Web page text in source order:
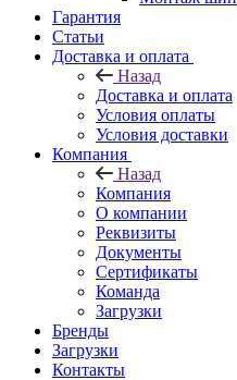
Гарантия
Статьи
Доставка и оплата
Назад
Доставка и оплата
Условия оплаты
Условия доставки
Компания
Назад
Компания
О компании
Реквизиты
Документы
Сертификаты
Команда
Загрузки
Бренды
Загрузки
Контакты